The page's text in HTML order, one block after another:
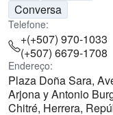
Conversa
Telefone:
+(+507) 970-1033
(+507) 6679-1708
Endereço:
Plaza Doña Sara,
Arjona y Antonio
Chitré, Herrera,